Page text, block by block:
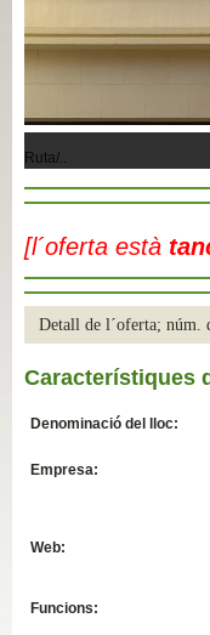
Ruta/..
[l´oferta està
Detall de l´oferta; núm.
Característiques
Denominació del lloc:
Empresa:
Web:
Funcions: